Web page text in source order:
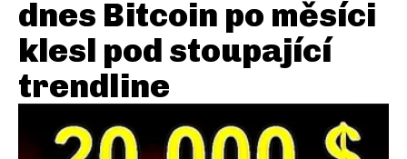
dnes Bitcoin po měsíci
klesl pod stoupající
trendline